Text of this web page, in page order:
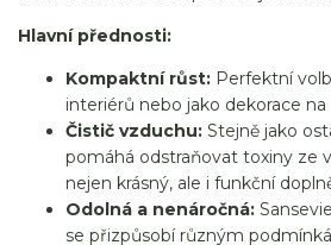
Hlavní přednosti:
Kompaktní růst: Perfektní
interiérů nebo jako dekorace na
Čistič vzduchu: Stejně jako
pomáhá odstraňovat toxiny ze
nejen krásný, ale i funkční
Odolná a nenáročná:
se přizpůsobí různým